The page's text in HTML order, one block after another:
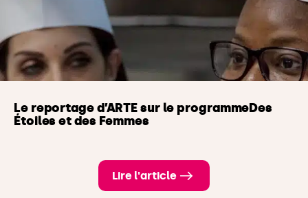
Le reportage d’ARTE sur le programmeDes
Étoiles et des Femmes
Lire l'article